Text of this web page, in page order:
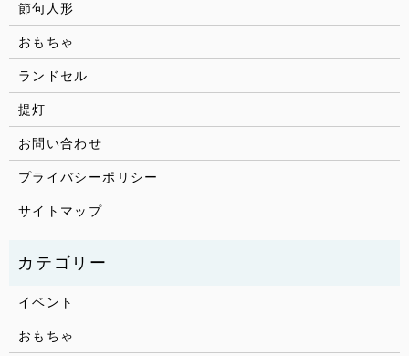
節句人形
おもちゃ
ランドセル
提灯
お問い合わせ
プライバシーポリシー
サイトマップ
イベント
おもちゃ